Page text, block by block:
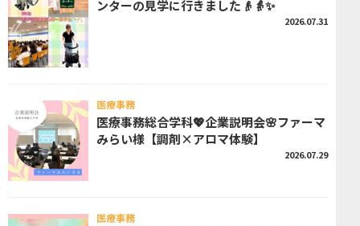
ンターの見学に行きました👴👵✨
2026.07.31
医療事務
医療事務総合学科💖企業説明会🌸ファーマ
みらい様【調剤×アロマ体験】
2026.07.29
医療事務